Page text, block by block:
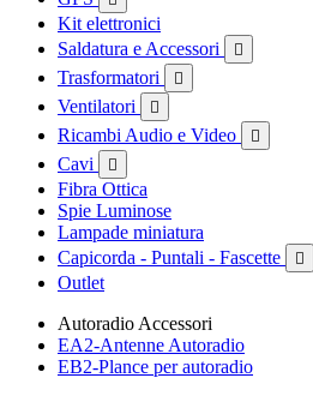
Kit elettronici
Saldatura e Accessori

Trasformatori 
Ventilatori 
Ricambi Audio e Video 
Cavi 
Fibra Ottica
Spie Luminose
Lampade miniatura
Capicorda - Puntali - Fascette

Outlet
Autoradio Accessori
EA2-Antenne Autoradio
EB2-Plance per autoradio